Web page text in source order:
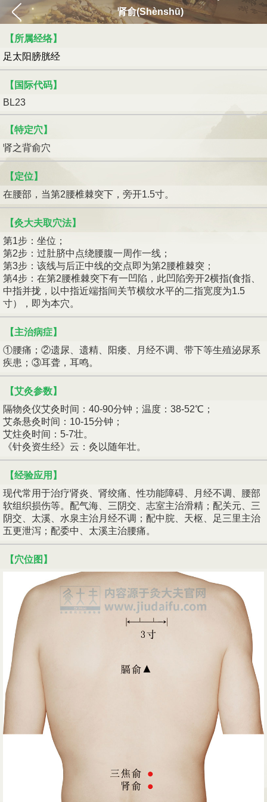
肾俞(Shènshū)
【所属经络】
足太阳膀胱经
【国际代码】
BL23
【特定穴】
肾之背俞穴
【定位】
在腰部，当第2腰椎棘突下，旁开1.5寸。
【灸大夫取穴法】
第1步：坐位；
第2步：过肚脐中点绕腰腹一周作一线；
第3步：该线与后正中线的交点即为第2腰椎棘突；
第4步：在第2腰椎棘突下有一凹陷，此凹陷旁开2横指(食指、
中指并拢，以中指近端指间关节横纹水平的二指宽度为1.5
寸），即为本穴。
【主治病症】
①腰痛；②遗尿、遗精、阳痿、月经不调、带下等生殖泌尿系
疾患；③耳聋，耳鸣。
【艾灸参数】
隔物灸仪艾灸时间：40-90分钟；温度：38-52℃；
艾条悬灸时间：10-15分钟；
艾炷灸时间：5-7壮。
《针灸资生经》云：灸以随年壮。
【经验应用】
现代常用于治疗肾炎、肾绞痛、性功能障碍、月经不调、腰部
软组织损伤等。配气海、三阴交、志室主治滑精；配关元、三
阴交、太溪、水泉主治月经不调；配中脘、天枢、足三里主治
五更泄泻；配委中、太溪主治腰痛。
【穴位图】